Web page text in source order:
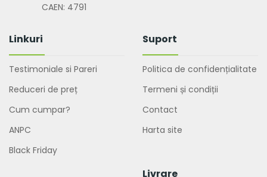
CAEN: 4791
Linkuri
Testimoniale si Pareri
Reduceri de preț
Cum cumpar?
ANPC
Black Friday
Suport
Politica de confidențialitate
Termeni și condiții
Contact
Harta site
Livrare